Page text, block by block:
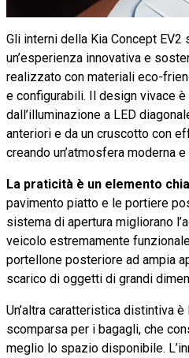
Gli interni della Kia Concept
un’esperienza innovativa e
realizzato con materiali eco-
e configurabili. Il design vivace
dall’illuminazione a LED
anteriori e da un cruscotto con
creando un’atmosfera moderna
La praticità è un elemento
pavimento piatto e le portiere
sistema di apertura migliorano
veicolo estremamente
portellone posteriore ad ampia
scarico di oggetti di grandi
Un’altra caratteristica distintiva
scomparsa per i bagagli, che
meglio lo spazio disponibile.